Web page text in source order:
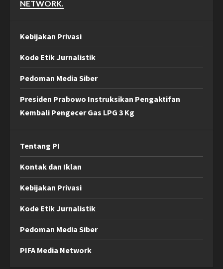
NETWORK.
Kebijakan Privasi
Kode Etik Jurnalistik
Pedoman Media Siber
Presiden Prabowo Instruksikan Pengaktifan
Kembali Pengecer Gas LPG 3 Kg
Tentang PI
Kontak dan Iklan
Kebijakan Privasi
Kode Etik Jurnalistik
Pedoman Media Siber
PIFA Media Network